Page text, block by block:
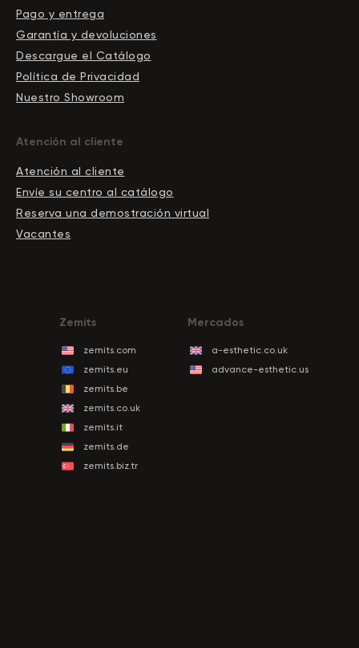
Pago y entrega
Garantía y devoluciones
Descargue el Сatálogo
Política de Privacidad
Nuestro Showroom
Atención al cliente
Atención al cliente
Envíe su centro al catálogo
Reserva una demostración virtual
Vacantes
zemits.com
zemits.eu
zemits.be
zemits.co.uk
zemits.it
zemits.de
zemits.biz.tr
Zemits
a-esthetic.co.uk
advance-esthetic.us
Mercados